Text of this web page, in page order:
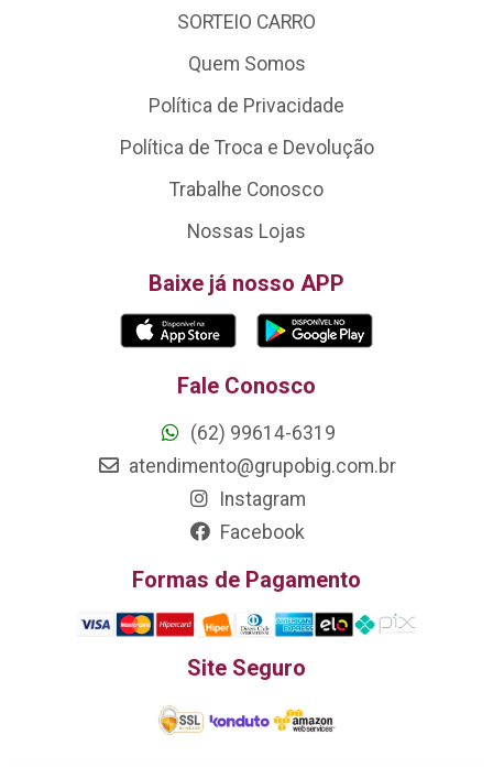
SORTEIO CARRO
Quem Somos
Política de Privacidade
Política de Troca e Devolução
Trabalhe Conosco
Nossas Lojas
Baixe já nosso APP
Fale Conosco
(62) 99614-6319
atendimento@grupobig.com.br
Instagram
Facebook
Formas de Pagamento
Site Seguro